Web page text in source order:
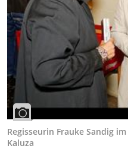
Regisseurin Frauke Sandig
Kaluza